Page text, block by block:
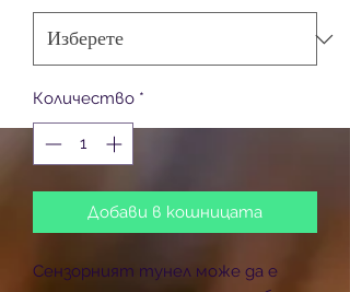
Количество *
Добави в кошницата
Сензорният тунел може да е